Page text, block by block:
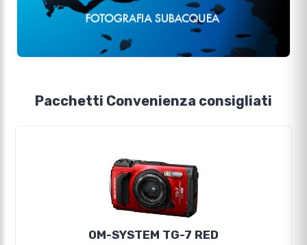
Pacchetti Convenienza consigliati
OM-SYSTEM TG-7 RED